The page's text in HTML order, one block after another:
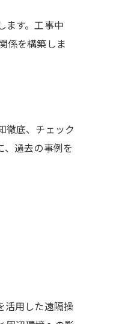
ます。工事中
係を構築しま
徹底、チェック
過去の事例を
活用した遠隔操